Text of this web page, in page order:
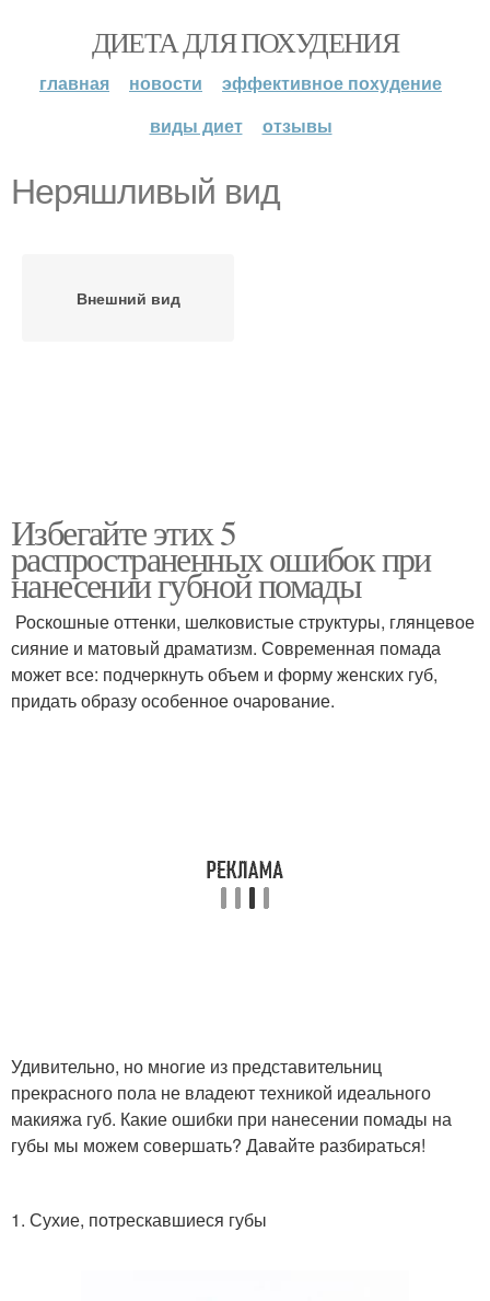
ДИЕТА ДЛЯ ПОХУДЕНИЯ
главная новости
эффективное похудение
виды диет
отзывы
Неряшливый вид
Внешний вид
Избегайте этих 5
распространенных ошибок при
нанесении губной помады
Роскошные оттенки, шелковистые структуры, глянцевое
сияние и матовый драматизм. Современная помада
может все: подчеркнуть объем и форму женских губ,
придать образу особенное очарование.
Удивительно, но многие из представительниц
прекрасного пола не владеют техникой идеального
макияжа губ. Какие ошибки при нанесении помады на
губы мы можем совершать? Давайте разбираться!
1. Сухие, потрескавшиеся губы